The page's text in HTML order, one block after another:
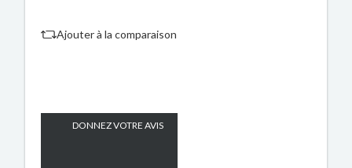
Ajouter à la comparaison
DONNEZ VOTRE AVIS